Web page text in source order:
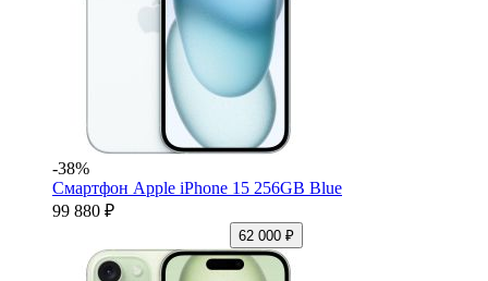
-38%
Смартфон Apple iPhone 15 256GB Blue
99 880 ₽
62 000 ₽